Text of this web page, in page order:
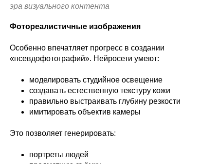
эра визуального контента
Фотореалистичные изображения
Особенно впечатляет прогресс в создании
«псевдофотографий». Нейросети умеют:
моделировать студийное освещение
создавать естественную текстуру кожи
правильно выстраивать глубину резкости
имитировать объектив камеры
Это позволяет генерировать:
портреты людей